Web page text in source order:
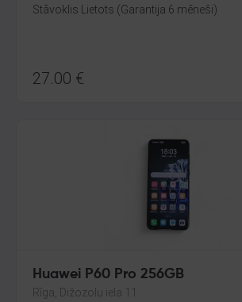
Stāvoklis Lietots (Garantija 6 mēneši)
27.00 €
Huawei P60 Pro 256GB
Rīga, Dižozolu iela 11